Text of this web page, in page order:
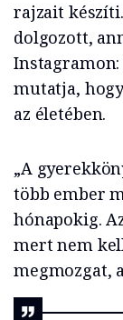
rajzait
dolgozott,
mutatja,
az életében.
„A
több ember
hónapokig.
mert nem
megmozgat,